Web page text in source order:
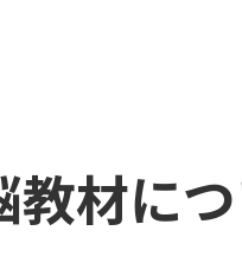
教材に